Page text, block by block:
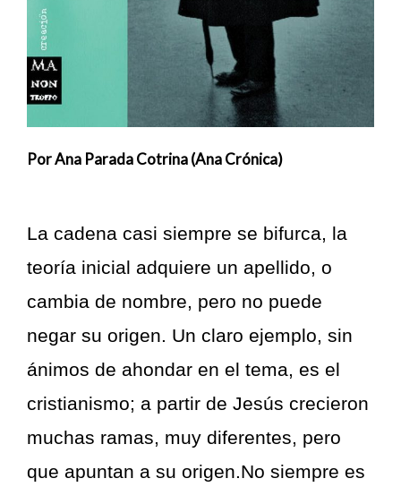
Por Ana Parada Cotrina (Ana Crónica)
La cadena casi siempre se bifurca, la
teoría inicial adquiere un apellido, o
cambia de nombre, pero no puede
negar su origen. Un claro ejemplo, sin
ánimos de ahondar en el tema, es el
cristianismo; a partir de Jesús crecieron
muchas ramas, muy diferentes, pero
que apuntan a su origen.No siempre es